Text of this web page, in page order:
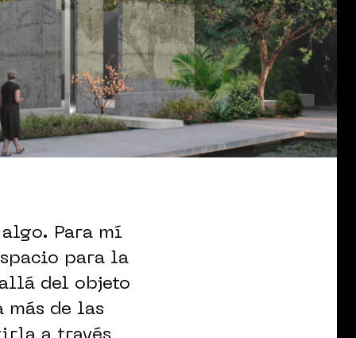
Para mí
para la
del objeto
más de las